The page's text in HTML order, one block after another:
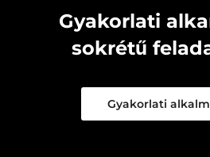
Gyakorlati
sokrétű
Gyakorlati